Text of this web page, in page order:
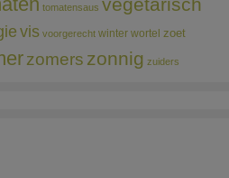
tomatensaus
vis voorgerecht winter wortel zoet
zomers zonnig zuiders